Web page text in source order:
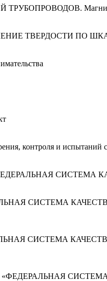
ТВЕРДОСТИ ПО
контроля и
«ФЕДЕРАЛЬНАЯ СИСТЕМА
СИСТЕМА
СИСТЕМА
«ФЕДЕРАЛЬНАЯ